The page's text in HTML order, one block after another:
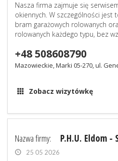
Nasza firma zajmuje się
okiennych. W szczególności jest
bram garażowych rolowanych
rolowanych każdego typu, bez
+48 508608790
Mazowieckie, Marki 05-270, ul.
Zobacz wizytówkę
Nazwa firmy: P.H.U. Eldom -
25 05 2026